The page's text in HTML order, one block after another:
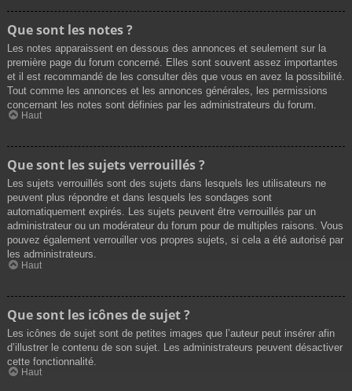
Que sont les notes ?
Les notes apparaissent en dessous des annonces et seulement sur la
première page du forum concerné. Elles sont souvent assez importantes
et il est recommandé de les consulter dès que vous en avez la possibilité.
Tout comme les annonces et les annonces générales, les permissions
concernant les notes sont définies par les administrateurs du forum.
Haut
Que sont les sujets verrouillés ?
Les sujets verrouillés sont des sujets dans lesquels les utilisateurs ne
peuvent plus répondre et dans lesquels les sondages sont
automatiquement expirés. Les sujets peuvent être verrouillés par un
administrateur ou un modérateur du forum pour de multiples raisons. Vous
pouvez également verrouiller vos propres sujets, si cela a été autorisé par
les administrateurs.
Haut
Que sont les icônes de sujet ?
Les icônes de sujet sont de petites images que l’auteur peut insérer afin
d’illustrer le contenu de son sujet. Les administrateurs peuvent désactiver
cette fonctionnalité.
Haut